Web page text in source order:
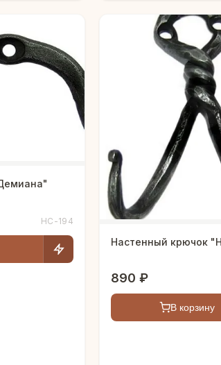
HC-194
Настенный крючок
890 ₽
В корзину